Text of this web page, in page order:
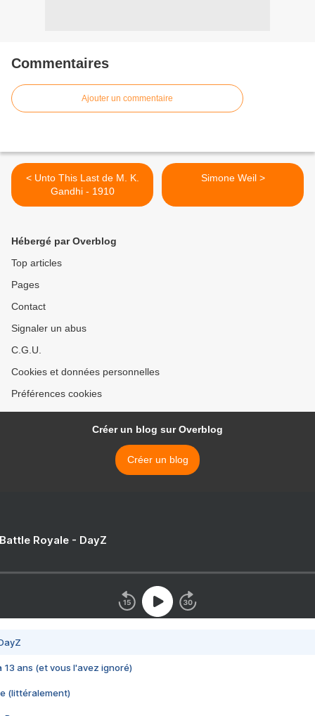
Commentaires
Ajouter un commentaire
< Unto This Last de M. K.
Gandhi - 1910
Simone Weil >
Hébergé par Overblog
Top articles
Pages
Contact
Signaler un abus
C.G.U.
Cookies et données personnelles
Préférences cookies
Créer un blog sur Overblog
Créer un blog
Royale - DayZ
13 ans (et vous l'avez ignoré)
(littéralement)